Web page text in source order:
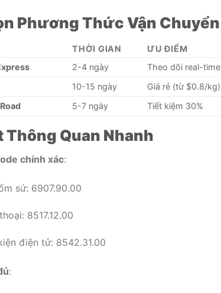
Phương Thức Vận Chuyển
THỜI GIAN ƯU ĐIỂM
2-4 ngày Theo dõi real-time
10-15 ngày Giá rẻ (từ $0.8/kg)
5-7 ngày Tiết kiệm 30%
Thông Quan Nhanh
chính xác:
sứ: 6907.90.00
8517.12.00
điện tử: 8542.31.00
: